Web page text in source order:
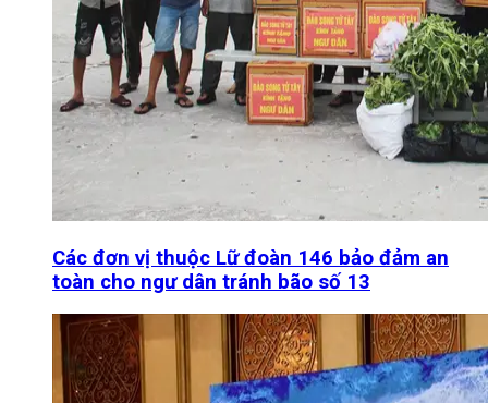
Các đơn vị thuộc Lữ đoàn 146 bảo đảm an
toàn cho ngư dân tránh bão số 13